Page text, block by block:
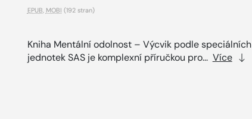
EPUB MOBI (192 stran)
Kniha Mentální odolnost – Výcvik podle speciálních
jednotek SAS je komplexní příručkou pro... Více